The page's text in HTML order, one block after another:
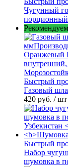
Чугунный
Рекомендуем
Быстрый
Газовый
420 руб. / шт
Быстрый
Набор
шумовка в